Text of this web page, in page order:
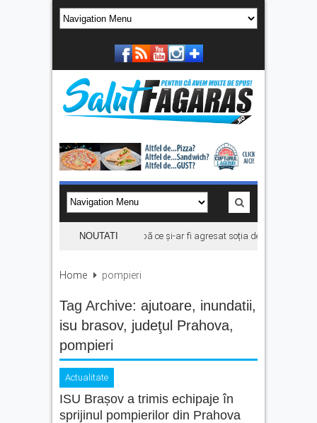
NOUTATI
Bărbat din Victoria, reținut după ce și-ar fi agresat soția de două ori în
Home pompieri
Tag Archive: ajutoare, inundatii,
isu brasov, judeţul Prahova,
pompieri
Actualitate
ISU Brașov a trimis echipaje în
sprijinul pompierilor din Prahova